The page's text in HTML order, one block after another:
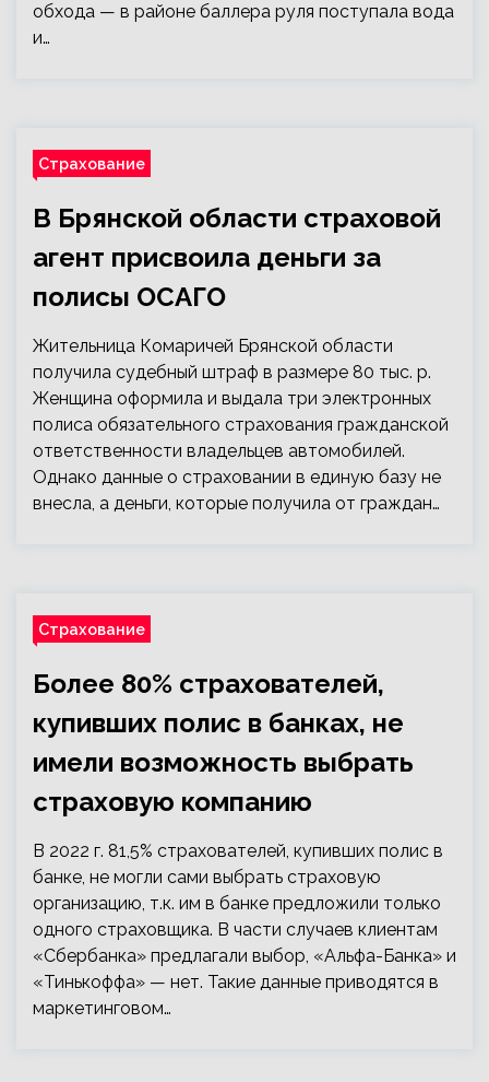
обхода — в районе баллера руля поступала вода
и…
Страхование
В Брянской области страховой
агент присвоила деньги за
полисы ОСАГО
Жительница Комаричей Брянской области
получила судебный штраф в размере 80 тыс. р.
Женщина оформила и выдала три электронных
полиса обязательного страхования гражданской
ответственности владельцев автомобилей.
Однако данные о страховании в единую базу не
внесла, а деньги, которые получила от граждан…
Страхование
Более 80% страхователей,
купивших полис в банках, не
имели возможность выбрать
страховую компанию
В 2022 г. 81,5% страхователей, купивших полис в
банке, не могли сами выбрать страховую
организацию, т.к. им в банке предложили только
одного страховщика. В части случаев клиентам
«Сбербанка» предлагали выбор, «Альфа-Банка» и
«Тинькоффа» — нет. Такие данные приводятся в
маркетинговом…